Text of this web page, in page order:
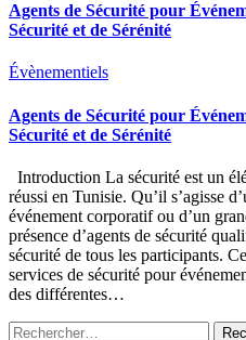
Agents de Sécurité pour
Sécurité et de Sérénité
Évènementiels
Agents de Sécurité pour
Sécurité et de Sérénité
Introduction La sécurité est un
réussi en Tunisie. Qu’il s’agisse
événement corporatif ou d’un
présence d’agents de sécurité
sécurité de tous les participants.
services de sécurité pour
des différentes…
Rechercher :